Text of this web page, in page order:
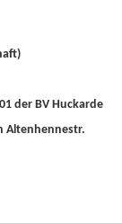
der BV Huckarde
Altenhennestr.